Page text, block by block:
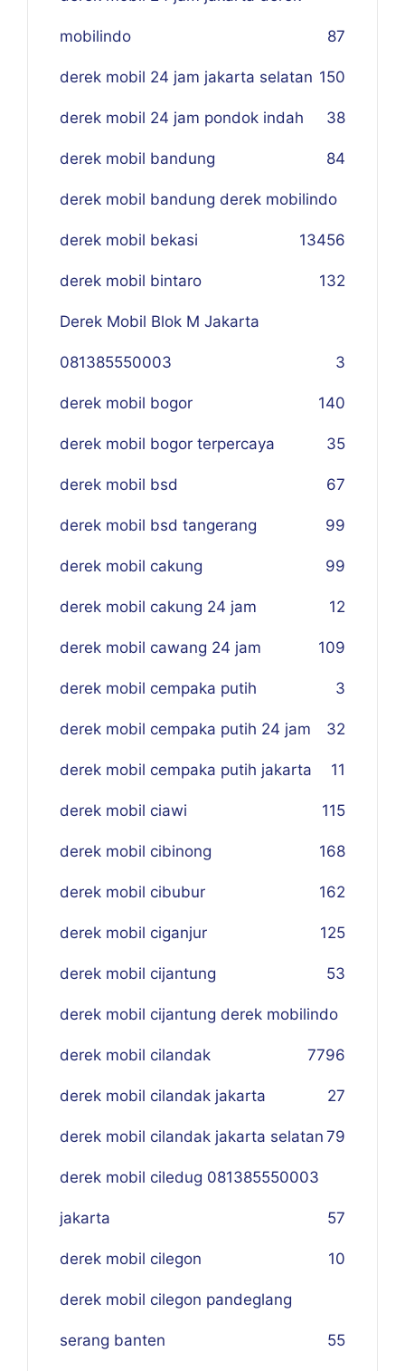
mobilindo 87
derek mobil 24 jam jakarta selatan 150
derek mobil 24 jam pondok indah 38
derek mobil bandung 84
derek mobil bandung derek mobilindo
56
derek mobil bekasi 134
derek mobil bintaro 132
Derek Mobil Blok M Jakarta
081385550003 3
derek mobil bogor 140
derek mobil bogor terpercaya 35
derek mobil bsd 67
derek mobil bsd tangerang 99
derek mobil cakung 99
derek mobil cakung 24 jam 12
derek mobil cawang 24 jam 109
derek mobil cempaka putih 3
derek mobil cempaka putih 24 jam 32
derek mobil cempaka putih jakarta 11
derek mobil ciawi 115
derek mobil cibinong 168
derek mobil cibubur 162
derek mobil ciganjur 125
derek mobil cijantung 53
derek mobil cijantung derek mobilindo
96
derek mobil cilandak 77
derek mobil cilandak jakarta 27
derek mobil cilandak jakarta selatan 79
derek mobil ciledug 081385550003
jakarta 57
derek mobil cilegon 10
derek mobil cilegon pandeglang
serang banten 55